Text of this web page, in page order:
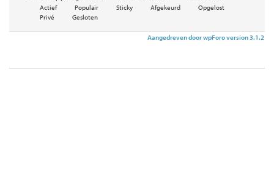
Actief
Populair Sticky Afgekeurd
Opgelost
Privé
Gesloten
Aangedreven door wpForo version 3.1.2